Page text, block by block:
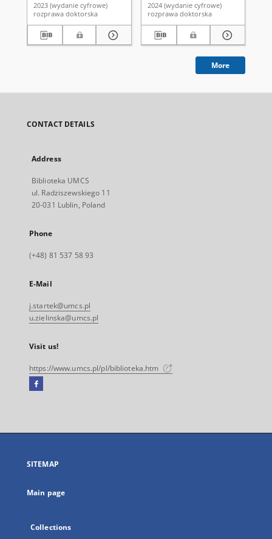
2023 (wydanie cyfrowe)
rozprawa doktorska
2024 (wydanie cyfrowe)
rozprawa doktorska
More
CONTACT DETAILS
Address
Biblioteka UMCS
ul. Radziszewskiego 11
20-031 Lublin, Poland
Phone
(+48) 81 537 58 93
E-Mail
j.startek@umcs.pl
u.zielinska@umcs.pl
Visit us!
https://www.umcs.pl/pl/biblioteka.htm
Facebook
open
new
SITEMAP
Main page
Collections